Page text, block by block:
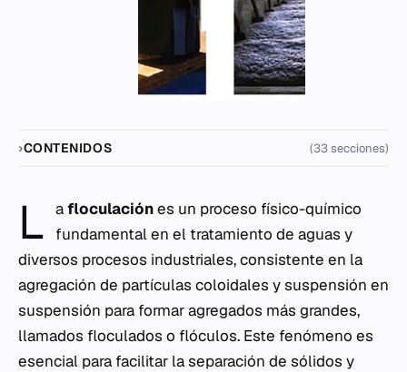
CONTENIDOS (33 secciones)
L afloculaciónes un proceso físico-químico
fundamental en el tratamiento de aguas y
diversos procesos industriales, consistente en la
agregación de partículas coloidales y suspensión en
suspensión para formar agregados más grandes,
llamados floculados o flóculos. Este fenómeno es
esencial para facilitar la separación de sólidos y